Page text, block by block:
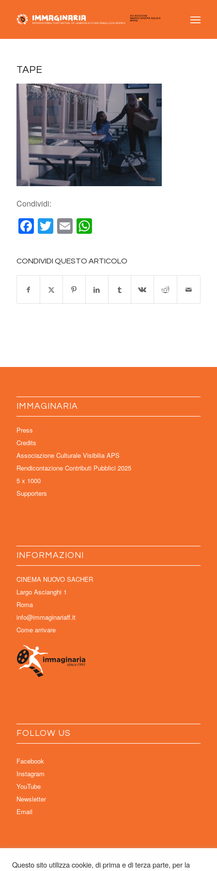
TAPE
Condividi:
Facebook
Twitter
EmailWhatsApp
CONDIVIDI QUESTO ARTICOLO
IMMAGINARIA
Press
Credits
Associazione Culturale Visibilia APS
Rendicontazione Contributi Pubblici 2025
5 x 1000
Supporters
INFORMAZIONI
CINEMA NUOVO SACHER
Largo Ascianghi 1
Roma
info@immaginariaff.it
Come arrivare
FOLLOW US
Facebook
Instagram
YouTube
Newsletter
Email
Questo sito utilizza cookie, di prima e di terza parte, per la